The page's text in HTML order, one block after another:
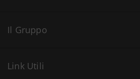
Il Gruppo
Link Utili